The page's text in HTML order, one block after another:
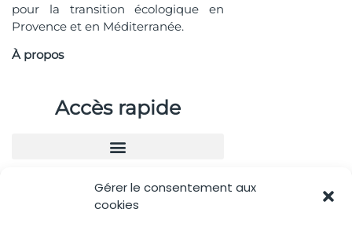
Gérer le consentement aux
cookies
pour la transition écologique en
Provence et en Méditerranée.
À propos
Accès rapide
Nous contacter